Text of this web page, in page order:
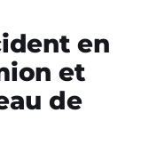
en
et
de